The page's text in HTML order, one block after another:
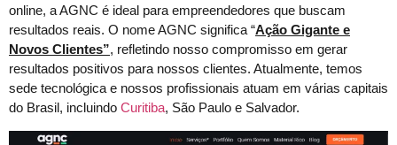
online, a AGNC é ideal para empreendedores que buscam
resultados reais. O nome AGNC significa “Ação Gigante e
Novos Clientes”, refletindo nosso compromisso em gerar
resultados positivos para nossos clientes. Atualmente, temos
sede tecnológica e nossos profissionais atuam em várias capitais
do Brasil, incluindo Curitiba, São Paulo e Salvador.